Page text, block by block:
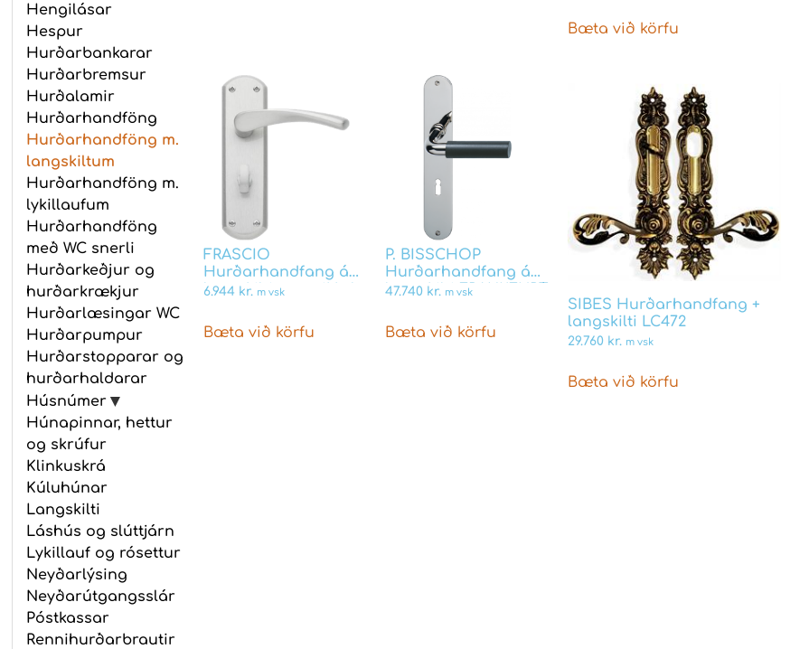
Hengilásar
Hespur
Hurðarbankarar
Hurðarbremsur
Hurðalamir
Hurðarhandföng
Hurðarhandföng m.
langskiltum
Hurðarhandföng m.
lykillaufum
Hurðarhandföng
með WC snerli
Hurðarkeðjur og
hurðarkrækjur
Hurðarlæsingar WC
Hurðarpumpur
Hurðarstopparar og
hurðarhaldarar
Húsnúmer
Húnapinnar, hettur
og skrúfur
Klinkuskrá
Kúluhúnar
Langskilti
Láshús og slúttjárn
Lykillauf og rósettur
Neyðarlýsing
Neyðarútgangsslár
Póstkassar
Rennihurðarbrautir
Bæta við körfu
FRASCIO
Hurðarhandfang á
langskilti mattnikkel
skegglykil GARDA
6.944 kr. m vsk
Bæta við körfu
P. BISSCHOP
Hurðarhandfang á
langskilti FRANKFURT
skegglykil Fyrir
Þýskar læsi
47.740 kr. m vsk
Bæta við körfu
SIBES Hurðarhandfang +
langskilti LC472
29.760 kr. m vsk
Bæta við körfu